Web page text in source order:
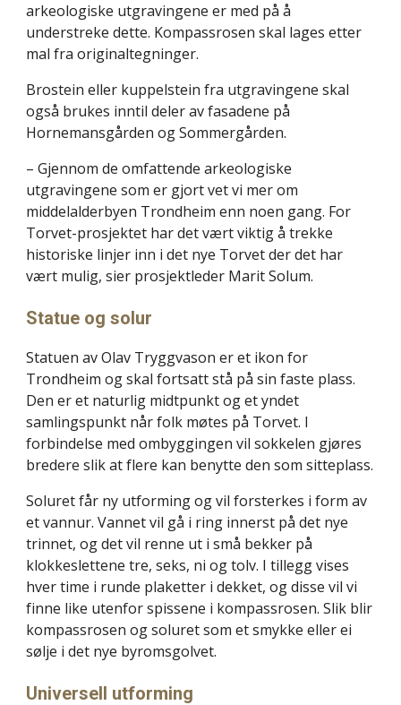
arkeologiske utgravingene er med på å
understreke dette. Kompassrosen skal lages etter
mal fra originaltegninger.
Brostein eller kuppelstein fra utgravingene skal
også brukes inntil deler av fasadene på
Hornemansgården og Sommergården.
– Gjennom de omfattende arkeologiske
utgravingene som er gjort vet vi mer om
middelalderbyen Trondheim enn noen gang. For
Torvet-prosjektet har det vært viktig å trekke
historiske linjer inn i det nye Torvet der det har
vært mulig, sier prosjektleder Marit Solum.
Statue og solur
Statuen av Olav Tryggvason er et ikon for
Trondheim og skal fortsatt stå på sin faste plass.
Den er et naturlig midtpunkt og et yndet
samlingspunkt når folk møtes på Torvet. I
forbindelse med ombyggingen vil sokkelen gjøres
bredere slik at flere kan benytte den som sitteplass.
Soluret får ny utforming og vil forsterkes i form av
et vannur. Vannet vil gå i ring innerst på det nye
trinnet, og det vil renne ut i små bekker på
klokkeslettene tre, seks, ni og tolv. I tillegg vises
hver time i runde plaketter i dekket, og disse vil vi
finne like utenfor spissene i kompassrosen. Slik blir
kompassrosen og soluret som et smykke eller ei
sølje i det nye byromsgolvet.
Universell utforming